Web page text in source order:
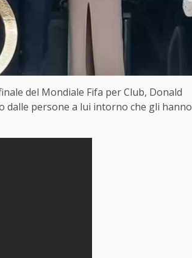
del Mondiale Fifa per Club, Donald
persone a lui intorno che gli hanno